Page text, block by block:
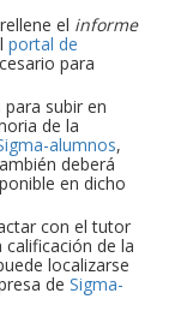
el informe
portal de
para
subir en
de la
alumnos,
deberá
en dicho
con el tutor
de la
localizarse
de Sigma-